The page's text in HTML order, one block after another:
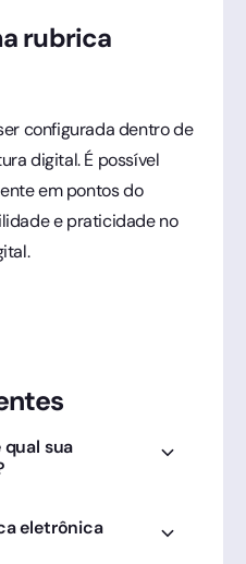
rubrica
configurada dentro de
digital. É possível
em pontos do
e praticidade no
sua
Clicksign, a rubrica
para
eletrônica